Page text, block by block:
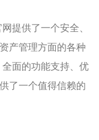
提供了一个安全、
产管理方面的各种
面的功能支持、优
了一个值得信赖的